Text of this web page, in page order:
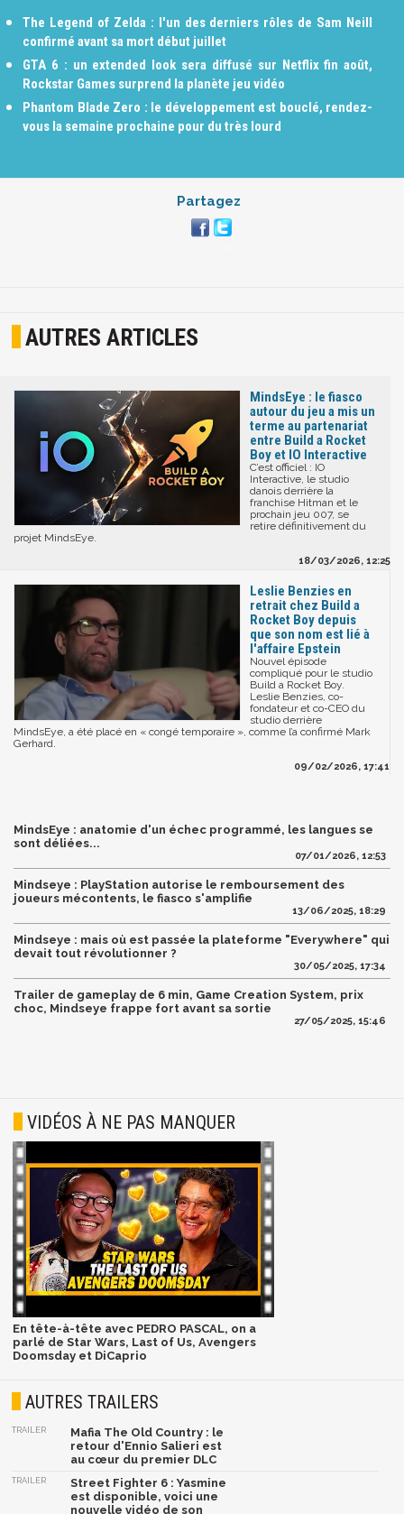
The Legend of Zelda : l'un des derniers rôles de Sam Neill
confirmé avant sa mort début juillet
GTA 6 : un extended look sera diffusé sur Netflix fin août,
Rockstar Games surprend la planète jeu vidéo
Phantom Blade Zero : le développement est bouclé, rendez-
vous la semaine prochaine pour du très lourd
Partagez
AUTRES ARTICLES
MindsEye : le fiasco
autour du jeu a mis un
terme au partenariat
entre Build a Rocket
Boy et IO Interactive
C’est officiel : IO
Interactive, le studio
danois derrière la
franchise Hitman et le
prochain jeu 007, se
retire définitivement du
projet MindsEye.
18/03/2026, 12:25
Leslie Benzies en
retrait chez Build a
Rocket Boy depuis
que son nom est lié à
l'affaire Epstein
Nouvel épisode
compliqué pour le studio
Build a Rocket Boy.
Leslie Benzies, co-
fondateur et co-CEO du
studio derrière
MindsEye, a été placé en « congé temporaire », comme l’a confirmé Mark
Gerhard.
09/02/2026, 17:41
MindsEye : anatomie d'un échec programmé, les langues se
sont déliées...
07/01/2026, 12:53
Mindseye : PlayStation autorise le remboursement des
joueurs mécontents, le fiasco s'amplifie
13/06/2025, 18:29
Mindseye : mais où est passée la plateforme "Everywhere" qui
devait tout révolutionner ?
30/05/2025, 17:34
Trailer de gameplay de 6 min, Game Creation System, prix
choc, Mindseye frappe fort avant sa sortie
27/05/2025, 15:46
VIDÉOS À NE PAS MANQUER
En tête-à-tête avec PEDRO PASCAL, on a
parlé de Star Wars, Last of Us, Avengers
Doomsday et DiCaprio
AUTRES TRAILERS
TRAILER
Mafia The Old Country : le
retour d'Ennio Salieri est
au cœur du premier DLC
TRAILER
Street Fighter 6 : Yasmine
est disponible, voici une
nouvelle vidéo de son